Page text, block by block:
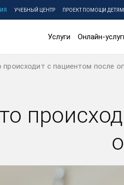
УЧЕБНЫЙ ЦЕНТР ПРОЕКТ ПОМОЩИ
Услуги Онлайн-
происходит с пациентом после